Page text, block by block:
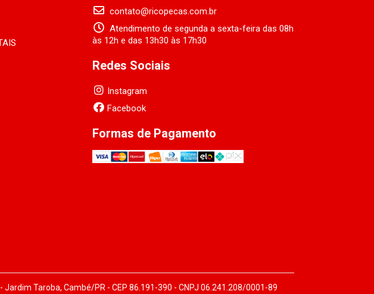
contato@ricopecas.com.br
Atendimento de segunda a sexta-feira das 08h
às 12h e das 13h30 às 17h30
Redes Sociais
Instagram
Facebook
Formas de Pagamento
Taroba, Cambé/PR - CEP 86.191-390 - CNPJ 06.241.208/0001-89